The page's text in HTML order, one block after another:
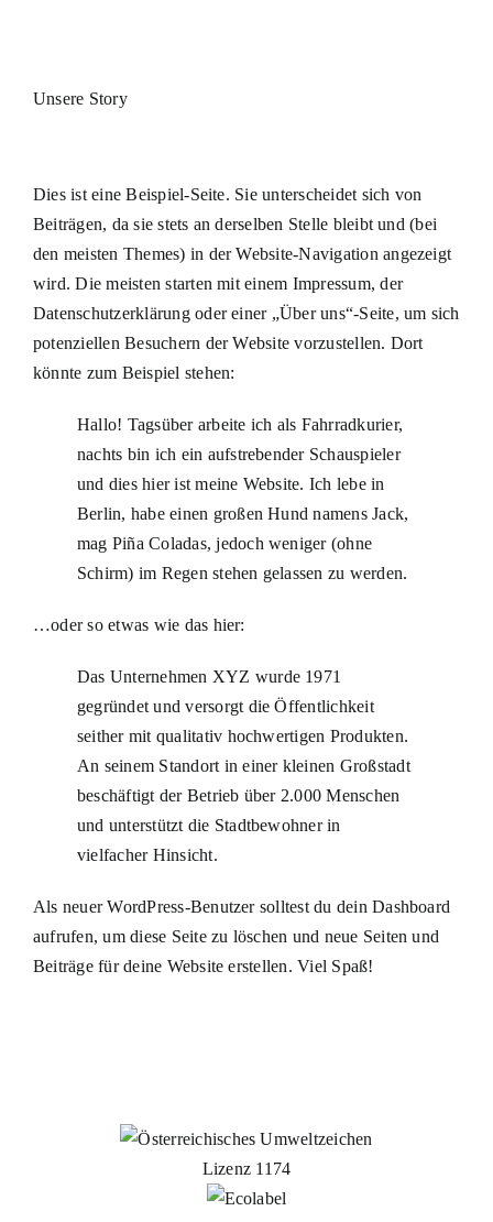
Unsere Story
Dies ist eine Beispiel-Seite. Sie unterscheidet sich von
Beiträgen, da sie stets an derselben Stelle bleibt und (bei
den meisten Themes) in der Website-Navigation angezeigt
wird. Die meisten starten mit einem Impressum, der
Datenschutzerklärung oder einer „Über uns“-Seite, um sich
potenziellen Besuchern der Website vorzustellen. Dort
könnte zum Beispiel stehen:
Hallo! Tagsüber arbeite ich als Fahrradkurier,
nachts bin ich ein aufstrebender Schauspieler
und dies hier ist meine Website. Ich lebe in
Berlin, habe einen großen Hund namens Jack,
mag Piña Coladas, jedoch weniger (ohne
Schirm) im Regen stehen gelassen zu werden.
…oder so etwas wie das hier:
Das Unternehmen XYZ wurde 1971
gegründet und versorgt die Öffentlichkeit
seither mit qualitativ hochwertigen Produkten.
An seinem Standort in einer kleinen Großstadt
beschäftigt der Betrieb über 2.000 Menschen
und unterstützt die Stadtbewohner in
vielfacher Hinsicht.
Als neuer WordPress-Benutzer solltest du dein Dashboard
aufrufen, um diese Seite zu löschen und neue Seiten und
Beiträge für deine Website erstellen. Viel Spaß!
Lizenz 1174